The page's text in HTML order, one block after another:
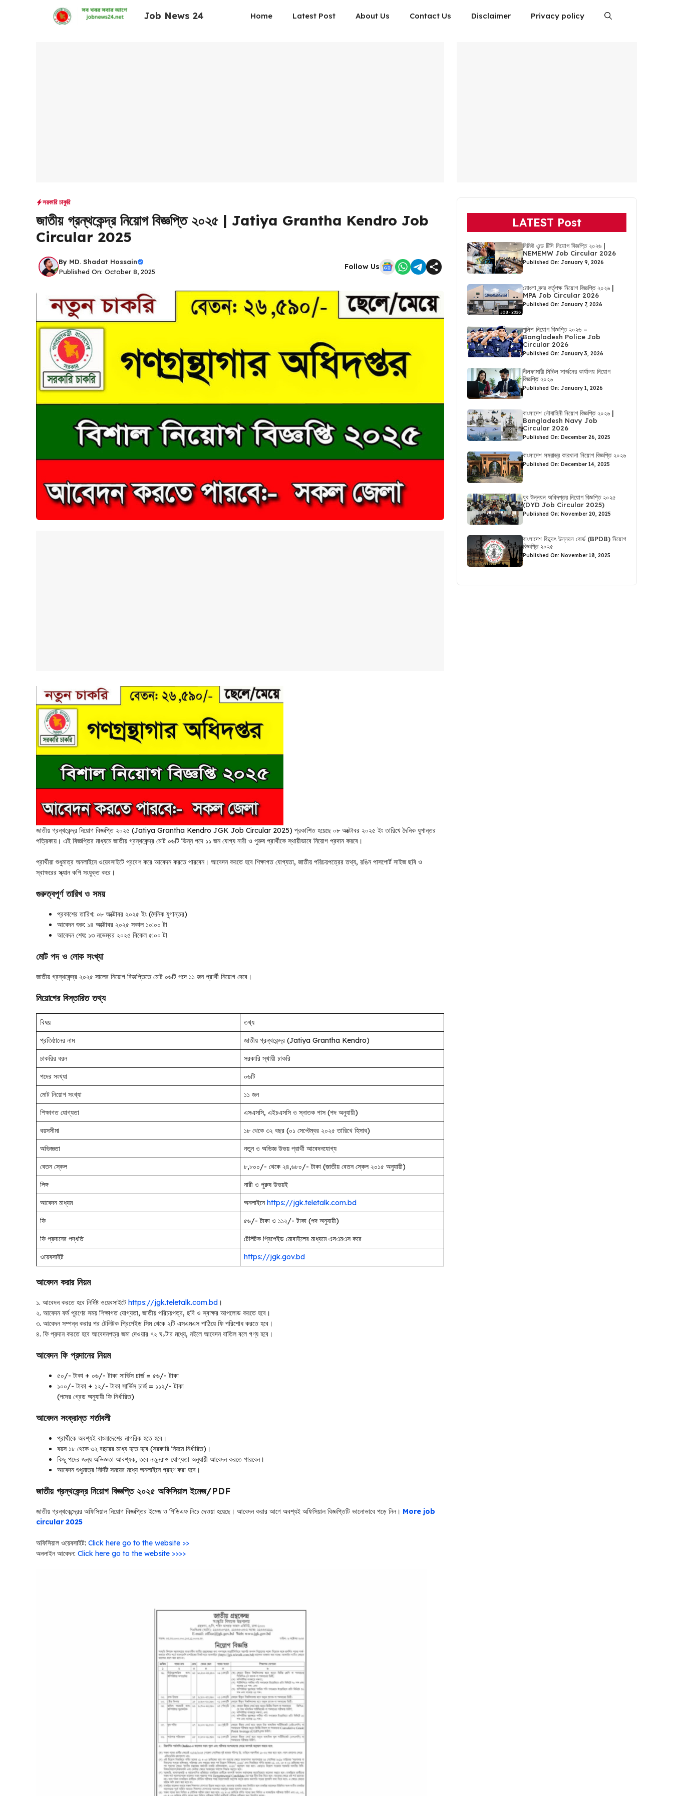
Job News 24 Home Latest Post About Us Contact Us Disclaimer Privacy policy
সরকারি চাকুরি
জাতীয় গ্রন্থকেন্দ্র নিয়োগ বিজ্ঞপ্তি ২০২৫ | Jatiya Grantha Kendro Job
Circular 2025
By MD. Shadat Hossain
Published On: October 8, 2025
Follow Us
জাতীয় গ্রন্থকেন্দ্র নিয়োগ বিজ্ঞপ্তি ২০২৫ (Jatiya Grantha Kendro JGK Job Circular 2025) প্রকাশিত হয়েছে ০৮ অক্টোবর ২০২৫ ইং তারিখে দৈনিক যুগান্তর
পত্রিকায়। এই বিজ্ঞপ্তির মাধ্যমে জাতীয় গ্রন্থকেন্দ্র মোট ০৬টি ভিন্ন পদে ১১ জন যোগ্য নারী ও পুরুষ প্রার্থীকে স্থায়ীভাবে নিয়োগ প্রদান করবে।
প্রার্থীরা শুধুমাত্র অনলাইনে ওয়েবসাইটে প্রবেশ করে আবেদন করতে পারবেন। আবেদন করতে হবে শিক্ষাগত যোগ্যতা, জাতীয় পরিচয়পত্রের তথ্য, রঙিন পাসপোর্ট সাইজ ছবি ও
স্বাক্ষরের স্ক্যান কপি সংযুক্ত করে।
গুরুত্বপূর্ণ তারিখ ও সময়
প্রকাশের তারিখ: ০৮ অক্টোবর ২০২৫ ইং (দৈনিক যুগান্তর)
আবেদন শুরু: ১৪ অক্টোবর ২০২৫ সকাল ১০:০০ টা
আবেদন শেষ: ১৩ নভেম্বর ২০২৫ বিকেল ৫:০০ টা
মোট পদ ও লোক সংখ্যা
জাতীয় গ্রন্থকেন্দ্র ২০২৫ সালের নিয়োগ বিজ্ঞপ্তিতে মোট ০৬টি পদে ১১ জন প্রার্থী নিয়োগ দেবে।
নিয়োগের বিস্তারিত তথ্য
বিষয়
তথ্য
প্রতিষ্ঠানের নাম
জাতীয় গ্রন্থকেন্দ্র (Jatiya Grantha Kendro)
চাকরির ধরন
সরকারি স্থায়ী চাকরি
পদের সংখ্যা
০৬টি
মোট নিয়োগ সংখ্যা
১১ জন
শিক্ষাগত যোগ্যতা
এসএসসি, এইচএসসি ও স্নাতক পাস (পদ অনুযায়ী)
বয়সসীমা
১৮ থেকে ৩২ বছর (০১ সেপ্টেম্বর ২০২৫ তারিখে হিসাব)
অভিজ্ঞতা
নতুন ও অভিজ্ঞ উভয় প্রার্থী আবেদনযোগ্য
বেতন স্কেল
৮,৮০০/- থেকে ২৪,৬৮০/- টাকা (জাতীয় বেতন স্কেল ২০১৫ অনুযায়ী)
লিঙ্গ
নারী ও পুরুষ উভয়ই
আবেদন মাধ্যম
অনলাইনেhttps://jgk.teletalk.com.bd
ফি
৫৬/- টাকা ও ১১২/- টাকা (পদ অনুযায়ী)
ফি প্রদানের পদ্ধতি
টেলিটক প্রিপেইড মোবাইলের মাধ্যমে এসএমএস করে
ওয়েবসাইট
https://jgk.gov.bd
আবেদন করার নিয়ম
১. আবেদন করতে হবে নির্দিষ্ট ওয়েবসাইটে https://jgk.teletalk.com.bd ।
২. আবেদন ফর্ম পূরণের সময় শিক্ষাগত যোগ্যতা, জাতীয় পরিচয়পত্র, ছবি ও স্বাক্ষর আপলোড করতে হবে।
৩. আবেদন সম্পন্ন করার পর টেলিটক প্রিপেইড সিম থেকে ২টি এসএমএস পাঠিয়ে ফি পরিশোধ করতে হবে।
৪. ফি প্রদান করতে হবে আবেদনপত্র জমা দেওয়ার ৭২ ঘণ্টার মধ্যে, নইলে আবেদন বাতিল বলে গণ্য হবে।
আবেদন ফি প্রদানের নিয়ম
৫০/- টাকা + ০৬/- টাকা সার্ভিস চার্জ = ৫৬/- টাকা
১০০/- টাকা + ১২/- টাকা সার্ভিস চার্জ = ১১২/- টাকা
(পদের গ্রেড অনুযায়ী ফি নির্ধারিত)
আবেদন সংক্রান্ত শর্তাবলী
প্রার্থীকে অবশ্যই বাংলাদেশের নাগরিক হতে হবে।
বয়স ১৮ থেকে ৩২ বছরের মধ্যে হতে হবে (সরকারি নিয়মে নির্ধারিত)।
কিছু পদের জন্য অভিজ্ঞতা আবশ্যক, তবে নতুনরাও যোগ্যতা অনুযায়ী আবেদন করতে পারবেন।
আবেদন শুধুমাত্র নির্দিষ্ট সময়ের মধ্যে অনলাইনে গ্রহণ করা হবে।
জাতীয় গ্রন্থকেন্দ্র নিয়োগ বিজ্ঞপ্তি ২০২৫ অফিসিয়াল ইমেজ/PDF
জাতীয় গ্রন্থকেন্দ্রের অফিসিয়াল নিয়োগ বিজ্ঞপ্তির ইমেজ ও পিডিএফ নিচে দেওয়া হয়েছে। আবেদন করার আগে অবশ্যই অফিসিয়াল বিজ্ঞপ্তিটি ভালোভাবে পড়ে নিন। More job
circular 2025
অফিসিয়াল ওয়েবসাইট: Click here go to the website >>
অনলাইন আবেদন: Click here go to the website >>>>
LATEST Post
নিমিউ এন্ড টিসি নিয়োগ বিজ্ঞপ্তি ২০২৬ |
NEMEMW Job Circular 2026
Published On: January 9, 2026
মোংলা বন্দর কর্তৃপক্ষ নিয়োগ বিজ্ঞপ্তি ২০২৬ |
MPA Job Circular 2026
Published On: January 7, 2026
পুলিশ নিয়োগ বিজ্ঞপ্তি ২০২৬ –
Bangladesh Police Job
Circular 2026
Published On: January 3, 2026
নীলফামারী সিভিল সার্জনের কার্যালয় নিয়োগ
বিজ্ঞপ্তি ২০২৬
Published On: January 1, 2026
বাংলাদেশ নৌবাহিনী নিয়োগ বিজ্ঞপ্তি ২০২৬ |
Bangladesh Navy Job
Circular 2026
Published On: December 26, 2025
বাংলাদেশ সমরাস্ত্র কারখানা নিয়োগ বিজ্ঞপ্তি ২০২৬
Published On: December 14, 2025
যুব উন্নয়ন অধিদপ্তর নিয়োগ বিজ্ঞপ্তি ২০২৫
(DYD Job Circular 2025)
Published On: November 20, 2025
বাংলাদেশ বিদ্যুৎ উন্নয়ন বোর্ড (BPDB) নিয়োগ
বিজ্ঞপ্তি ২০২৫
Published On: November 18, 2025